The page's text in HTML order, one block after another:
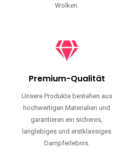
Wolken.
Premium-Qualität
Unsere Produkte bestehen aus
hochwertigen Materialien und
garantieren ein sicheres,
langlebiges und erstklassiges
Dampferlebnis.